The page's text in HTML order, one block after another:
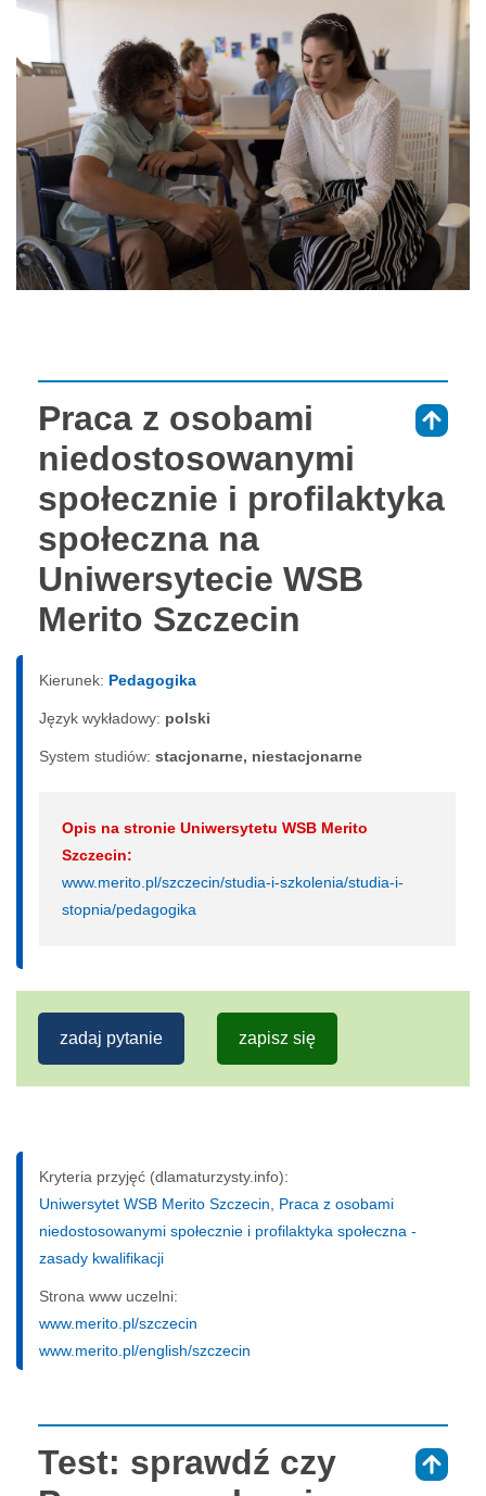
Praca z osobami
niedostosowanymi
społecznie i profilaktyka
społeczna na
Uniwersytecie WSB
Merito Szczecin
Kierunek: Pedagogika
Język wykładowy: polski
System studiów: sta­cjo­nar­ne, nie­sta­cjo­nar­ne
Opis na stronie Uniwersytetu WSB Merito
Szczecin:
www.merito.pl/szczecin/studia-i-szkolenia/studia-i-
stopnia/pedagogika
zadaj pytanie zapisz się
Kryteria przyjęć (dlamaturzysty.info):
Uniwersytet WSB Merito Szczecin, Praca z osobami
niedostosowanymi społecznie i profilaktyka społeczna -
zasady kwalifikacji
Strona www uczelni:
www.merito.pl/szczecin
www.merito.pl/english/szczecin
Test: sprawdź czy